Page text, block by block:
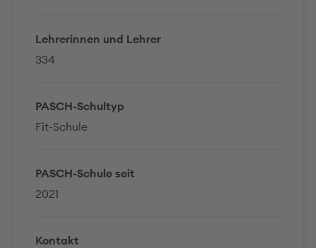
Lehrerinnen und Lehrer
334
PASCH-Schultyp
Fit-Schule
PASCH-Schule seit
2021
Kontakt